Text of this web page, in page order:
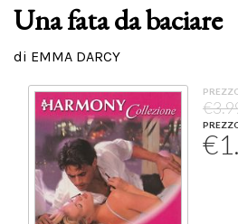
EBOOK
Calendario
Una fata da baciare
di EMMA DARCY